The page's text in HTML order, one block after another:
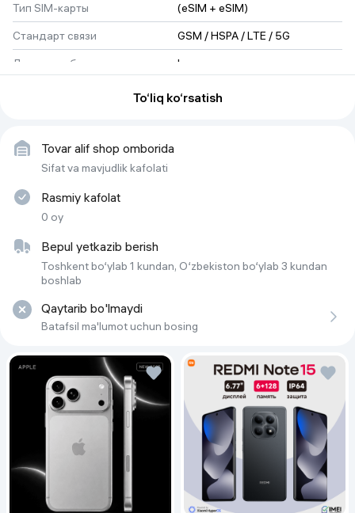
Тип SIM-карты
(eSIM + eSIM)
Стандарт связи
GSM / HSPA / LTE / 5G
Датчик глубины
bor
1320 x 2868
Вес
Габариты (мм)
Процессор
Количество SIM-карт
Геопозиционирование
Объем встроенной памяти
256 ГБ
Диагональ экрана
Тип разъема для зарядки
USB Type-C
Тип аккумулятора
Li-Ion
Частота обновления экрана
120 Гц
Версия ОС на начало продаж
iOS 26
LTPO Super Retina XDR OLED
To‘liq ko‘rsatish
Tovar alif shop omborida
Sifat va mavjudlik kafolati
Rasmiy kafolat
0 oy
Bepul yetkazib berish
Toshkent bo‘ylab 1 kundan, O‘zbekiston bo‘ylab 3 kundan
boshlab
Qaytarib bo'lmaydi
Batafsil ma'lumot uchun bosing